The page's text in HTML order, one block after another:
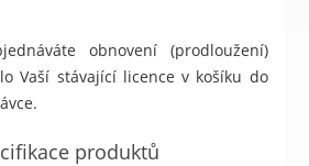
obnovení (prodloužení)
Vaší stávající licence v košíku do
produktů